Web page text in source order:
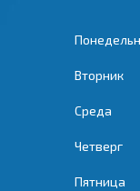
Вторник
Среда
Четверг
Пятница